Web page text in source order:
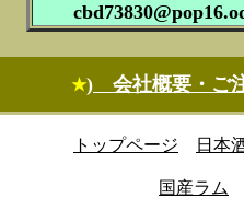
★) 会社概要・ご
トップページ 日本
国産ラム